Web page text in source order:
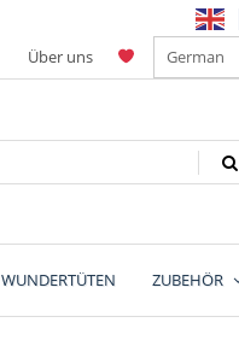
Über uns
WUNDERTÜTEN ZUBEHÖR